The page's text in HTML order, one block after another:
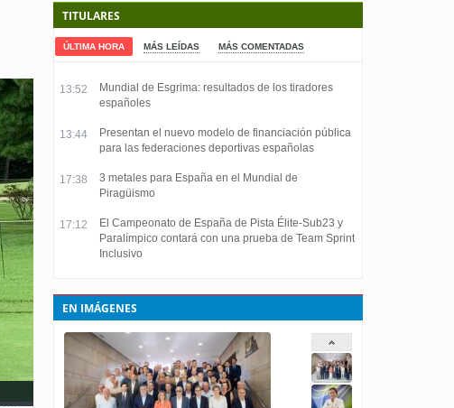
TITULARES
ÚLTIMA HORA MÁS LEÍDAS MÁS COMENTADAS
13:52
Mundial de Esgrima: resultados de los tiradores
españoles
13:44
Presentan el nuevo modelo de financiación pública
para las federaciones deportivas españolas
17:38
3 metales para España en el Mundial de
Piragüismo
17:12
El Campeonato de España de Pista Élite-Sub23 y
Paralímpico contará con una prueba de Team Sprint
Inclusivo
EN IMÁGENES